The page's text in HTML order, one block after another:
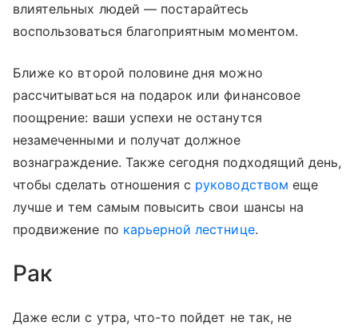
влиятельных людей — постарайтесь
воспользоваться благоприятным моментом.
Ближе ко второй половине дня можно
рассчитываться на подарок или финансовое
поощрение: ваши успехи не останутся
незамеченными и получат должное
вознаграждение. Также сегодня подходящий день,
чтобы сделать отношения с руководством еще
лучше и тем самым повысить свои шансы на
продвижение по карьерной лестнице.
Рак
Даже если с утра, что-то пойдет не так, не